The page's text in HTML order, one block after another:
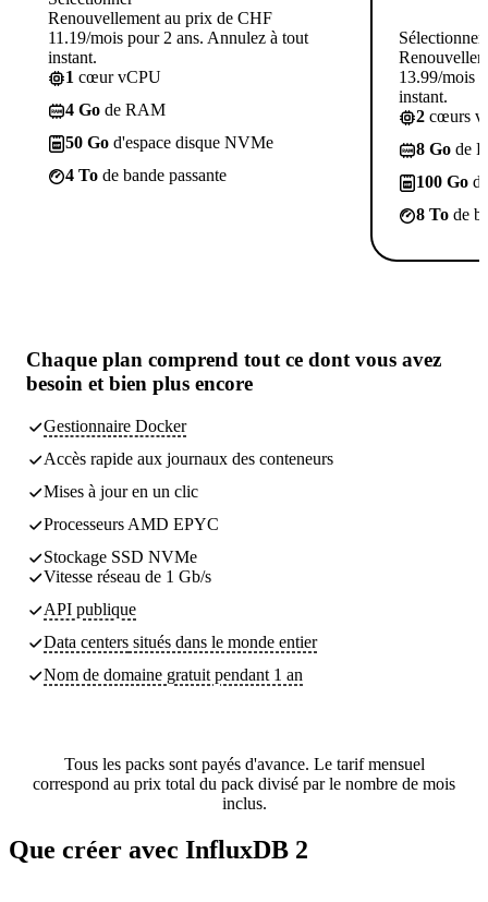
Renouvellement au prix de CHF
11.19/mois pour 2 ans. Annulez à tout
instant.
1 cœur vCPU
4 Go de RAM
50 Go d'espace disque NVMe
4 To de bande passante
Sélectionner
13.99/mois
instant.
2 cœurs
8 Go de
100 Go
8 To de
Chaque plan comprend tout ce dont vous avez
besoin et bien plus encore
Gestionnaire Docker
Accès rapide aux journaux des conteneurs
Mises à jour en un clic
Processeurs AMD EPYC
Stockage SSD NVMe
Vitesse réseau de 1 Gb/s
API publique
Data centers situés dans le monde entier
Nom de domaine gratuit pendant 1 an
Tous les packs sont payés d'avance. Le tarif mensuel
correspond au prix total du pack divisé par le nombre de mois
inclus.
Que créer avec InfluxDB 2